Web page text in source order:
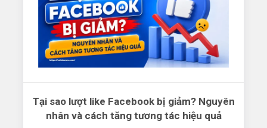
Tại sao lượt like Facebook bị giảm? Nguyên
nhân và cách tăng tương tác hiệu quả